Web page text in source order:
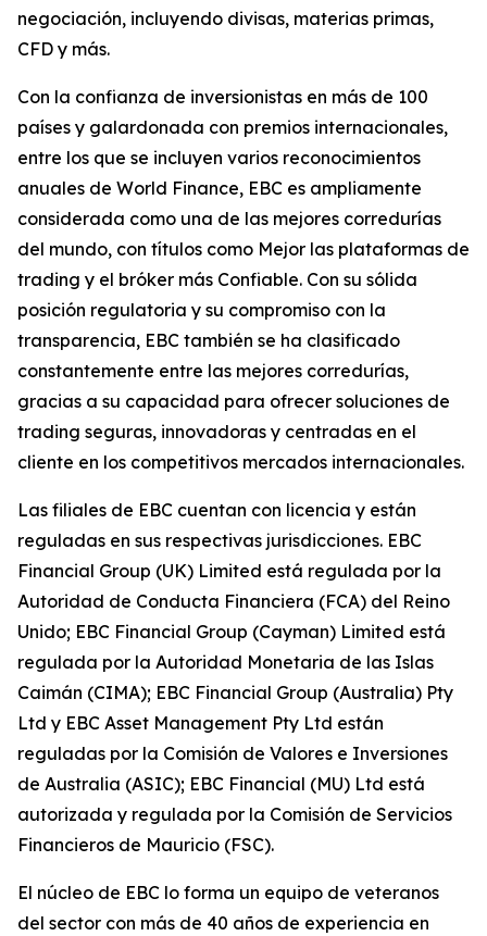
negociación, incluyendo divisas, materias primas,
CFD y más.
Con la confianza de inversionistas en más de 100
países y galardonada con premios internacionales,
entre los que se incluyen varios reconocimientos
anuales de World Finance, EBC es ampliamente
considerada como una de las mejores corredurías
del mundo, con títulos como Mejor las plataformas de
trading y el bróker más Confiable. Con su sólida
posición regulatoria y su compromiso con la
transparencia, EBC también se ha clasificado
constantemente entre las mejores corredurías,
gracias a su capacidad para ofrecer soluciones de
trading seguras, innovadoras y centradas en el
cliente en los competitivos mercados internacionales.
Las filiales de EBC cuentan con licencia y están
reguladas en sus respectivas jurisdicciones. EBC
Financial Group (UK) Limited está regulada por la
Autoridad de Conducta Financiera (FCA) del Reino
Unido; EBC Financial Group (Cayman) Limited está
regulada por la Autoridad Monetaria de las Islas
Caimán (CIMA); EBC Financial Group (Australia) Pty
Ltd y EBC Asset Management Pty Ltd están
reguladas por la Comisión de Valores e Inversiones
de Australia (ASIC); EBC Financial (MU) Ltd está
autorizada y regulada por la Comisión de Servicios
Financieros de Mauricio (FSC).
El núcleo de EBC lo forma un equipo de veteranos
del sector con más de 40 años de experiencia en